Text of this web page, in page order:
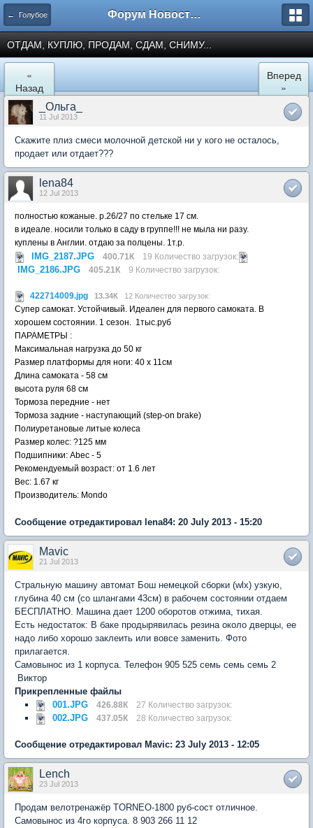
← Голубое Форум Новостройки
ОТДАМ, КУПЛЮ, ПРОДАМ, СДАМ, СНИМУ...
«
Назад
Вперед
»
_Ольга_
11 Jul 2013
Скажите плиз смеси молочной детской ни у кого не осталось,
продает или отдает???
lena84
12 Jul 2013
полностью кожаные. р.26/27 по стельке 17 см.
в идеале. носили только в саду в группе!!! не мыла ни разу.
куплены в Англии. отдаю за полцены. 1т.р.
IMG_2187.JPG 400.71К 19 Количество загрузок:
IMG_2186.JPG 405.21К 9 Количество загрузок:
422714009.jpg 13.34К 12 Количество загрузок:
Супер самокат. Устойчивый. Идеален для первого самоката. В
хорошем состоянии. 1 сезон. 1тыс.руб
ПАРАМЕТРЫ :
Максимальная нагрузка до 50 кг
Размер платформы для ноги: 40 х 11см
Длина самоката - 58 см
высота руля 68 см
Тормоза передние - нет
Тормоза задние - наступающий (step-on brake)
Полиуретановые литые колеса
Размер колес: ?125 мм
Подшипники: Abec - 5
Рекомендуемый возраст: от 1.6 лет
Вес: 1.67 кг
Производитель: Mondo
Сообщение отредактировал lena84: 20 July 2013 - 15:20
Mavic
21 Jul 2013
Стральную машину автомат Бош немецкой сборки (wlx) узкую,
глубина 40 см (со шлангами 43см) в рабочем состоянии отдаем
БЕСПЛАТНО. Машина дает 1200 оборотов отжима, тихая.
Есть недостаток: В баке продырявилась резина около дверцы, ее
надо либо хорошо заклеить или вовсе заменить. Фото
прилагается.
Самовынос из 1 корпуса. Телефон 905 525 семь семь семь 2
Виктор
Прикрепленные файлы
001.JPG
426.88К 27 Количество загрузок:
002.JPG 437.05К 28 Количество загрузок:
Сообщение отредактировал Mavic: 23 July 2013 - 12:05
Lench
23 Jul 2013
Продам велотренажёр TORNEO-1800 руб-сост отличное.
Самовынос из 4го корпуса. 8 903 266 11 12